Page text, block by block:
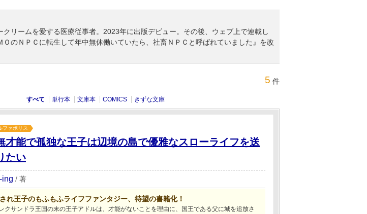
リームを愛する医療従事者。2023年に出版デビュー。その後、ウェブ上で連載し
ＯのＮＰＣに転生して年中無休働いていたら、社畜ＮＰＣと呼ばれていました』を改
5 件
すべて 単行本 文庫本 COMICS きずな文庫
ファポリス
才能で孤独な王子は辺境の島で優雅なスローライフを送
たい
ing / 著
れ王子のもふもふライフファンタジー、待望の書籍化！
クサンドラ王国の末の王子アドルは、才能がないことを理由に、国王である父に城を追放さ